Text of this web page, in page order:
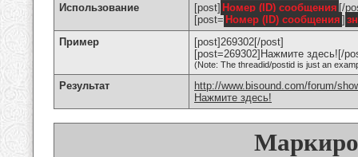
Использование [post] Номер (ID) сообщения [/
[post= Номер (ID) сообщения ]
Пример
[post]269302[/post]
[post=269302]Нажмите здесь![/
(Note: The threadid/postid is just an
Результат
http://www.bisound.com/forum/
Нажмите здесь!